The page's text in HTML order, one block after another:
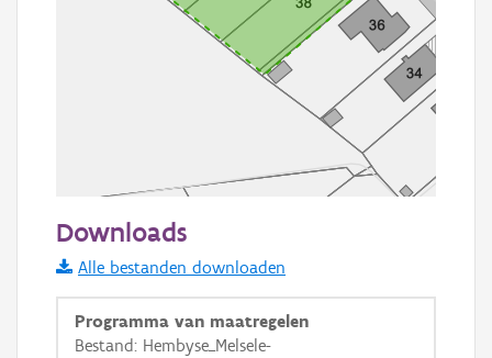
Informatie Vlaanderen
i
Downloads
Alle bestanden downloaden
Programma van maatregelen
Bestand: Hembyse_Melsele-